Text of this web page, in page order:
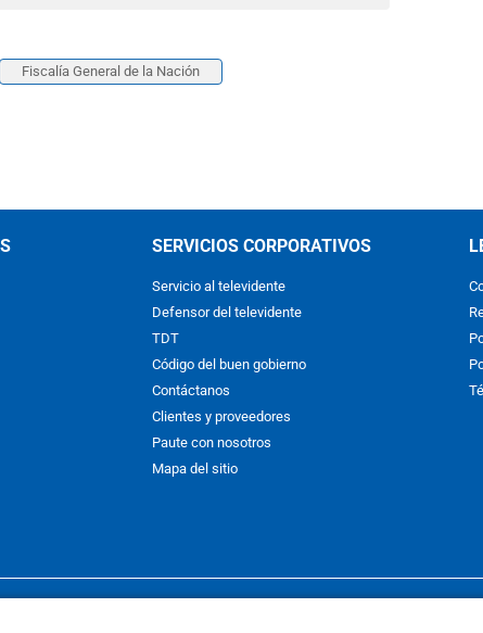
Fiscalía General de la Nación
SERVICIOS CORPORATIVOS
Servicio al televidente
Defensor del televidente
TDT
Código del buen gobierno
Contáctanos
Clientes y proveedores
Paute con nosotros
Mapa del sitio